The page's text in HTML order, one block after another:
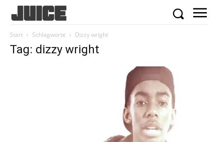
Start Schlagworte Dizzy wright
Tag: dizzy wright